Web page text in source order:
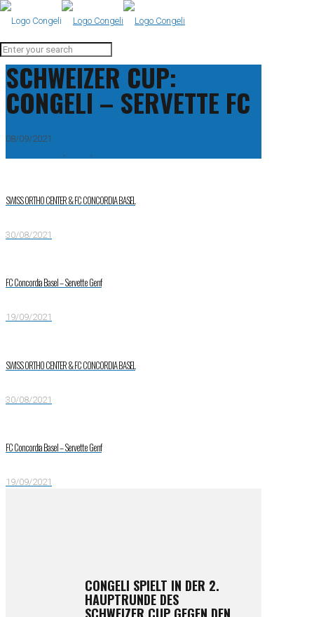
SCHWEIZER CUP:
CONGELI – SERVETTE FC
08/09/2021
, ,
SWISS ORTHO CENTER & FC CONCORDIA BASEL
30/08/2021
FC Concordia Basel – Servette Genf
19/09/2021
SWISS ORTHO CENTER & FC CONCORDIA BASEL
30/08/2021
FC Concordia Basel – Servette Genf
19/09/2021
CONGELI SPIELT IN DER 2.
HAUPTRUNDE DES